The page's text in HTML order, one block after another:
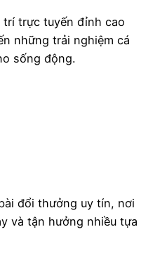
trí trực tuyến đỉnh cao
những trải nghiệm cá
sống động.
đổi thưởng uy tín, nơi
và tận hưởng nhiều tựa